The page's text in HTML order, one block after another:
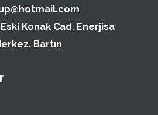
Konak Cad. Enerjisa
Bartın